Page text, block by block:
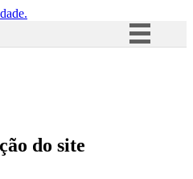
Acesso à informação
do site